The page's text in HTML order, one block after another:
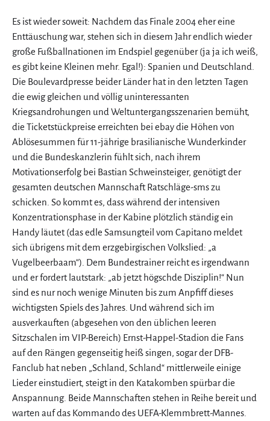
Es ist wieder soweit: Nachdem das Finale 2004 eher eine
Enttäuschung war, stehen sich in diesem Jahr endlich wieder
große Fußballnationen im Endspiel gegenüber (ja ja ich weiß,
es gibt keine Kleinen mehr. Egal!): Spanien und Deutschland.
Die Boulevardpresse beider Länder hat in den letzten Tagen
die ewig gleichen und völlig uninteressanten
Kriegsandrohungen und Weltuntergangsszenarien bemüht,
die Ticketstückpreise erreichten bei ebay die Höhen von
Ablösesummen für 11-jährige brasilianische Wunderkinder
und die Bundeskanzlerin fühlt sich, nach ihrem
Motivationserfolg bei Bastian Schweinsteiger, genötigt der
gesamten deutschen Mannschaft Ratschläge-sms zu
schicken. So kommt es, dass während der intensiven
Konzentrationsphase in der Kabine plötzlich ständig ein
Handy läutet (das edle Samsungteil vom Capitano meldet
sich übrigens mit dem erzgebirgischen Volkslied: „a
Vugelbeerbaam“). Dem Bundestrainer reicht es irgendwann
und er fordert lautstark: „ab jetzt högschde Disziplin!“ Nun
sind es nur noch wenige Minuten bis zum Anpfiff dieses
wichtigsten Spiels des Jahres. Und während sich im
ausverkauften (abgesehen von den üblichen leeren
Sitzschalen im VIP-Bereich) Ernst-Happel-Stadion die Fans
auf den Rängen gegenseitig heiß singen, sogar der DFB-
Fanclub hat neben „Schland, Schland“ mittlerweile einige
Lieder einstudiert, steigt in den Katakomben spürbar die
Anspannung. Beide Mannschaften stehen in Reihe bereit und
warten auf das Kommando des UEFA-Klemmbrett-Mannes.